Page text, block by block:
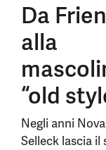
Da
alla
“old
Negli anni
Selleck lascia il